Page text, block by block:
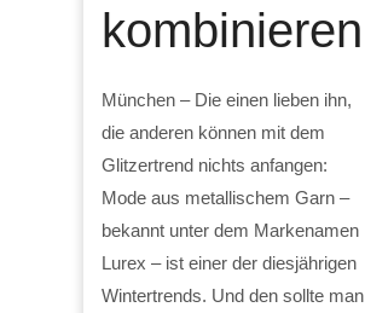
kombinieren
München – Die einen lieben ihn,
die anderen können mit dem
Glitzertrend nichts anfangen:
Mode aus metallischem Garn –
bekannt unter dem Markenamen
Lurex – ist einer der diesjährigen
Wintertrends. Und den sollte man